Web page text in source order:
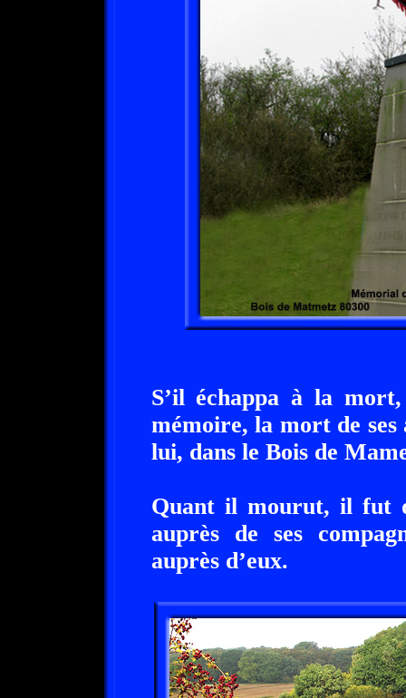
S’il échappa à la
mémoire, la mort de ses
lui, dans le Bois de
Quant il mourut, il fut
auprès de ses
auprès d’eux.